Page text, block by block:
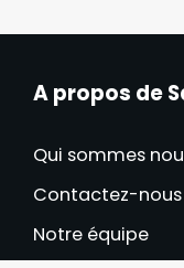
A propos de
Qui sommes
Contactez-nous
Notre équipe